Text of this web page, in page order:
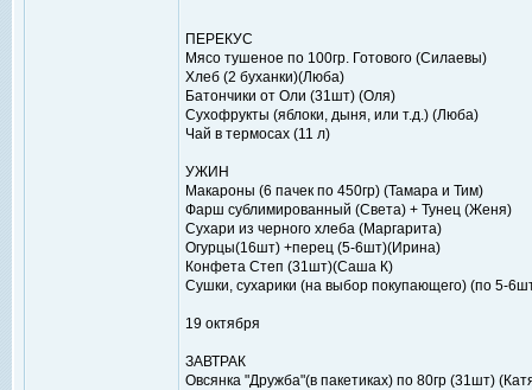
ПЕРЕКУС
Мясо тушеное по 100гр. Готового (Силаевы)
Хлеб (2 буханки)(Люба)
Батончики от Оли (31шт) (Оля)
Сухофрукты (яблоки, дыня, или т.д.) (Люба)
Чай в термосах (11 л)
УЖИН
Макароны (6 пачек по 450гр) (Тамара и Тим)
Фарш сублимированный (Света) + Тунец (Женя)
Сухари из черного хлеба (Маргарита)
Огурцы(16шт) +перец (5-6шт)(Ирина)
Конфета Степ (31шт)(Саша К)
Сушки, сухарики (на выбор покупающего) (по 5-
19 октября
ЗАВТРАК
Овсянка "Дружба"(в пакетиках) по 80гр (31шт)